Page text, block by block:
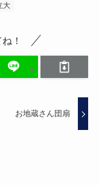
大
！
お地蔵さん団扇